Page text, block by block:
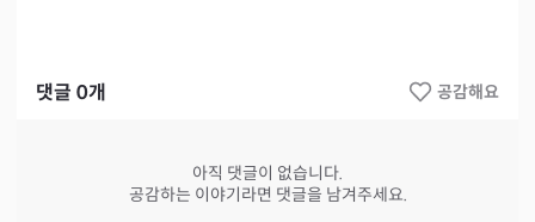
댓글 0개 공감해요
아직 댓글이 없습니다.
공감하는 이야기라면 댓글을 남겨주세요.